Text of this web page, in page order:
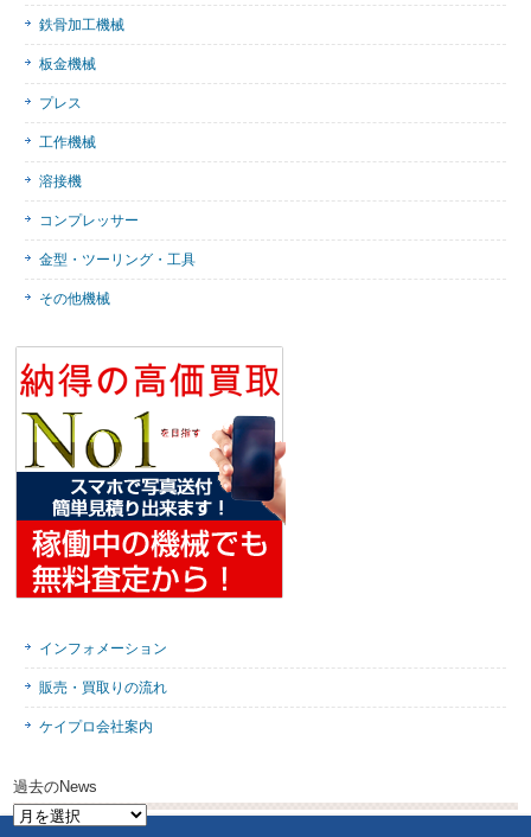
鉄骨加工機械
板金機械
プレス
工作機械
溶接機
コンプレッサー
金型・ツーリング・工具
その他機械
インフォメーション
販売・買取りの流れ
ケイプロ会社案内
過去のNews
過